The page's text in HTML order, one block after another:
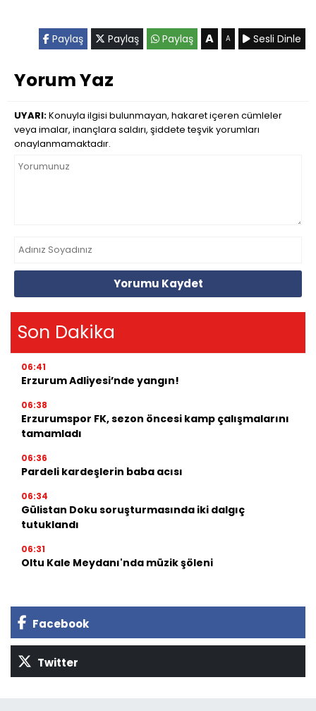
Paylaş Paylaş Paylaş A A Sesli Dinle
Yorum Yaz
UYARI:Konuyla ilgisi bulunmayan, hakaret içeren cümleler
veya imalar, inançlara saldırı, şiddete teşvik yorumları
onaylanmamaktadır.
Yorumu Kaydet
Son Dakika
06:41
Erzurum Adliyesi’nde yangın!
06:38
Erzurumspor FK, sezon öncesi kamp çalışmalarını
tamamladı
06:36
Pardeli kardeşlerin baba acısı
06:34
Gülistan Doku soruşturmasında iki dalgıç
tutuklandı
06:31
Oltu Kale Meydanı'nda müzik şöleni
Facebook
Twitter